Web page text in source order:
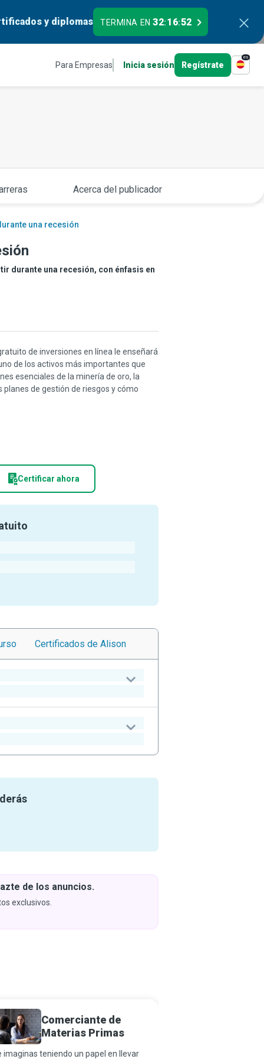
y diplomas TERMINA EN32:16:51
Para Empresas Inicia sesión Regístrate
es
Acerca del publicador
una recesión
durante una recesión, con énfasis en
de inversiones en línea le enseñará
de los activos más importantes que
esenciales de la minería de oro, la
de gestión de riesgos y cómo
Certificar ahora
Certificados de Alison
de los anuncios.
exclusivos.
Comerciante de
Materias Primas
imaginas teniendo un papel en llevar